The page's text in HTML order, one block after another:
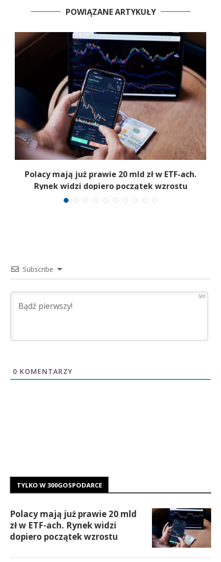
POWIĄZANE ARTYKUŁY
Polacy mają już prawie 20 mld zł w ETF-ach.
Rynek widzi dopiero początek wzrostu
Subscribe
500
0 KOMENTARZY
TYLKO W 300GOSPODARCE
Polacy mają już prawie 20 mld
zł w ETF-ach. Rynek widzi
dopiero początek wzrostu